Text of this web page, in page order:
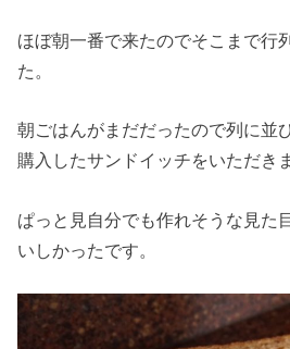
ほぼ朝一番で来たのでそこまで行
た。
朝ごはんがまだだったので列に並
購入したサンドイッチをいただき
ぱっと見自分でも作れそうな見た
いしかったです。